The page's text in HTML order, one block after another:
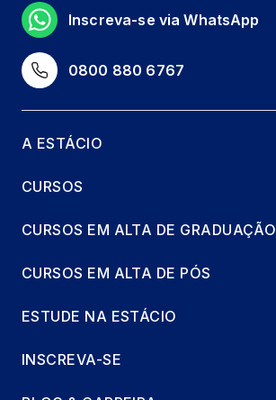
0800 880 6767
Inscreva-se via WhatsApp
A ESTÁCIO
CURSOS
CURSOS EM ALTA DE GRADUAÇÃO
CURSOS EM ALTA DE PÓS
ESTUDE NA ESTÁCIO
INSCREVA-SE